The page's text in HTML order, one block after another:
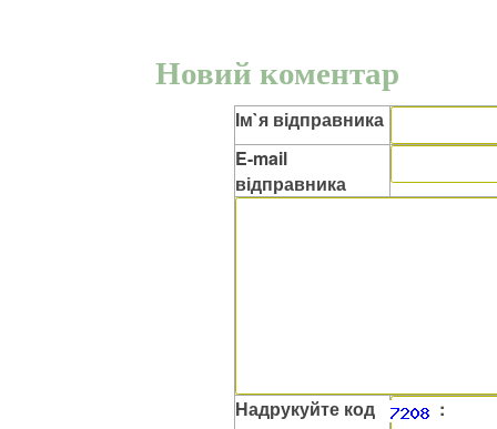
Новий коментар
Ім`я відправника
E-mail
відправника
Надрукуйте код :